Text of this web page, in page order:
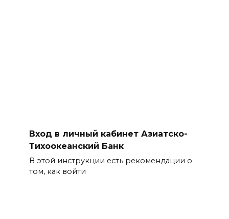
Вход в личный кабинет Азиатско-
Тихоокеанский Банк
В этой инструкции есть рекомендации о
том, как войти